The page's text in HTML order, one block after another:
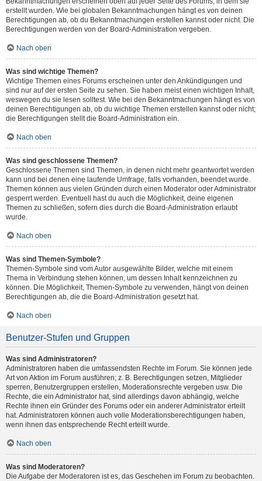
erstellt wurden. Wie bei globalen Bekanntmachungen hängt es von deinen
Berechtigungen ab, ob du Bekanntmachungen erstellen kannst oder nicht. Die
Berechtigungen werden von der Board-Administration vergeben.
Nach oben
Was sind wichtige Themen?
Wichtige Themen eines Forums erscheinen unter den Ankündigungen und
sind nur auf der ersten Seite zu sehen. Sie haben meist einen wichtigen Inhalt,
weswegen du sie lesen solltest. Wie bei den Bekanntmachungen hängt es von
deinen Berechtigungen ab, ob du wichtige Themen erstellen kannst oder nicht;
die Berechtigungen stellt die Board-Administration ein.
Nach oben
Was sind geschlossene Themen?
Geschlossene Themen sind Themen, in denen nicht mehr geantwortet werden
kann und bei denen eine laufende Umfrage, falls vorhanden, beendet wurde.
Themen können aus vielen Gründen durch einen Moderator oder Administrator
gesperrt werden. Eventuell hast du auch die Möglichkeit, deine eigenen
Themen zu schließen, sofern dies durch die Board-Administration erlaubt
wurde.
Nach oben
Was sind Themen-Symbole?
Themen-Symbole sind vom Autor ausgewählte Bilder, welche mit einem
Thema in Verbindung stehen können, um dessen Inhalt kennzeichnen zu
können. Die Möglichkeit, Themen-Symbole zu verwenden, hängt von deinen
Berechtigungen ab, die die Board-Administration gesetzt hat.
Nach oben
Benutzer-Stufen und Gruppen
Was sind Administratoren?
Administratoren haben die umfassendsten Rechte im Forum. Sie können jede
Art von Aktion im Forum ausführen; z. B. Berechtigungen setzen, Mitglieder
sperren, Benutzergruppen erstellen, Moderationsrechte vergeben usw. Die
Rechte, die ein Administrator hat, sind allerdings davon abhängig, welche
Rechte ihnen ein Gründer des Forums oder ein anderer Administrator erteilt
hat. Administratoren können auch volle Moderationsberechtigungen haben,
wenn ihnen das entsprechende Recht erteilt wurde.
Nach oben
Was sind Moderatoren?
Die Aufgabe der Moderatoren ist es, das Geschehen im Forum zu beobachten.